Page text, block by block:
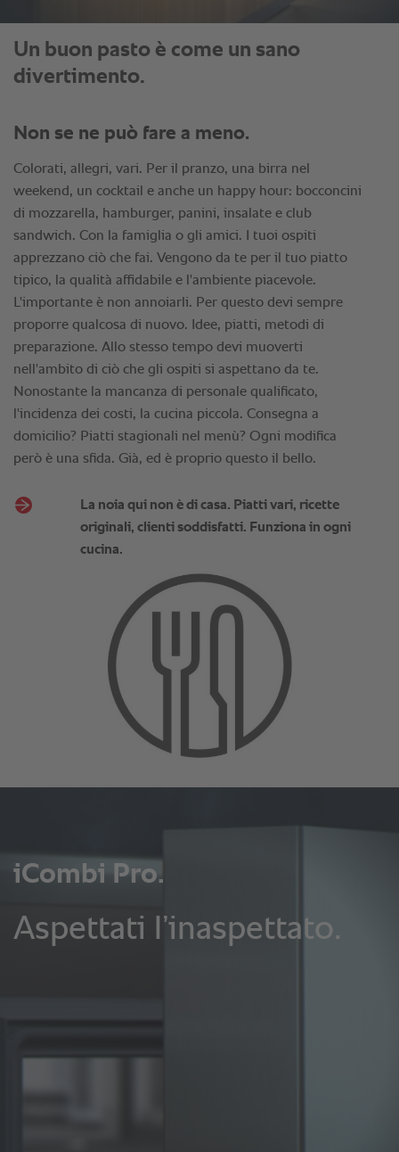
Un buon pasto è come un sano
divertimento.
Non se ne può fare a meno.
Colorati, allegri, vari. Per il pranzo, una birra nel
weekend, un cocktail e anche un happy hour: bocconcini
di mozzarella, hamburger, panini, insalate e club
sandwich. Con la famiglia o gli amici. I tuoi ospiti
apprezzano ciò che fai. Vengono da te per il tuo piatto
tipico, la qualità affidabile e l'ambiente piacevole.
L'importante è non annoiarli. Per questo devi sempre
proporre qualcosa di nuovo. Idee, piatti, metodi di
preparazione. Allo stesso tempo devi muoverti
nell'ambito di ciò che gli ospiti si aspettano da te.
Nonostante la mancanza di personale qualificato,
l'incidenza dei costi, la cucina piccola. Consegna a
domicilio? Piatti stagionali nel menù? Ogni modifica
però è una sfida. Già, ed è proprio questo il bello.
La noia qui non è di casa. Piatti vari, ricette
originali, clienti soddisfatti. Funziona in ogni
cucina.